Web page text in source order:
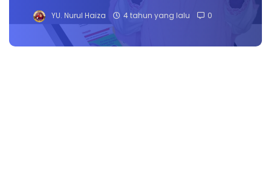
YU. Nurul Haiza 4 tahun yang lalu 0